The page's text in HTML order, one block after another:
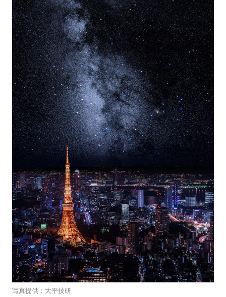
写真提供：大平技研